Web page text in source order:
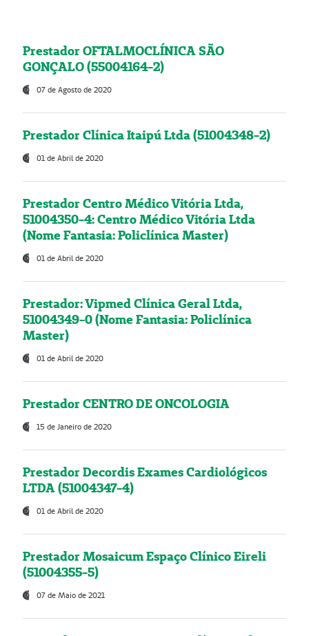
Prestador OFTALMOCLÍNICA SÃO
GONÇALO (55004164-2)
07 de Agosto de 2020
Prestador Clínica Itaipú Ltda (51004348-2)
01 de Abril de 2020
Prestador Centro Médico Vitória Ltda,
51004350-4: Centro Médico Vitória Ltda
(Nome Fantasia: Policlínica Master)
01 de Abril de 2020
Prestador: Vipmed Clínica Geral Ltda,
51004349-0 (Nome Fantasia: Policlínica
Master)
01 de Abril de 2020
Prestador CENTRO DE ONCOLOGIA
15 de Janeiro de 2020
Prestador Decordis Exames Cardiológicos
LTDA (51004347-4)
01 de Abril de 2020
Prestador Mosaicum Espaço Clínico Eireli
(51004355-5)
07 de Maio de 2021